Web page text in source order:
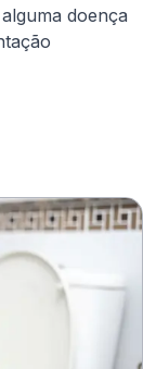
doença